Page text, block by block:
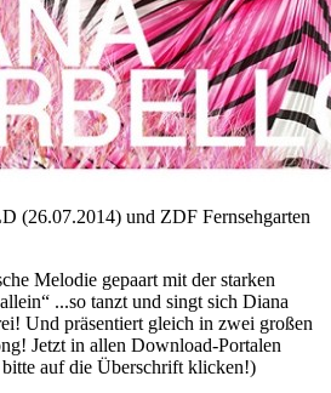
(26.07.2014) und ZDF Fernsehgarten
Melodie gepaart mit der starken
...so tanzt und singt sich Diana
Und präsentiert gleich in zwei großen
Jetzt in allen Download-Portalen
auf die Überschrift klicken!)